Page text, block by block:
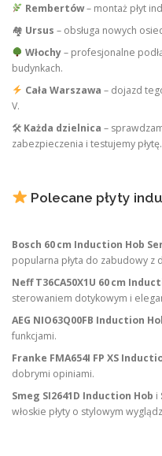
Rembertów– montaż płyt
🏘 Ursus – obsługa nowych
Włochy– profesjonalne
budynkach.
Cała Warszawa – dojazd
V.
🛠 Każda dzielnica –
zabezpieczenia i testujemy płytę.
Polecane płyty
Bosch 60 cm Induction Hob
popularna płyta do zabudowy z
Neff T36CA50X1U 60 cm
sterowaniem dotykowym i
AEG NIO63Q00FB Induction
funkcjami.
Franke FMA654I FP XS
dobrymi opiniami.
Smeg SI2641D Induction Hob i
włoskie płyty o stylowym